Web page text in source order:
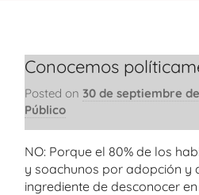
Conocemos
Posted on 30 de septiembre de
Público
NO: Porque el 80% de los
y soachunos por adopción y
ingrediente de desconocer